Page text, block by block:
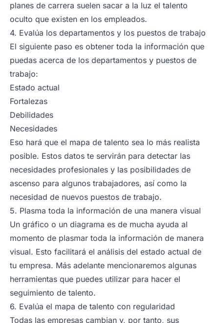
planes de carrera suelen sacar a la luz el talento
oculto que existen en los empleados.
4. Evalúa los departamentos y los puestos de trabajo
El siguiente paso es obtener toda la información que
puedas acerca de los departamentos y puestos de
trabajo:
Estado actual
Fortalezas
Debilidades
Necesidades
Eso hará que el mapa de talento sea lo más realista
posible. Estos datos te servirán para detectar las
necesidades profesionales y las posibilidades de
ascenso para algunos trabajadores, así como la
necesidad de nuevos puestos de trabajo.
5. Plasma toda la información de una manera visual
Un gráfico o un diagrama es de mucha ayuda al
momento de plasmar toda la información de manera
visual. Esto facilitará el análisis del estado actual de
tu empresa. Más adelante mencionaremos algunas
herramientas que puedes utilizar para hacer el
seguimiento de talento.
6. Evalúa el mapa de talento con regularidad
Todas las empresas cambian y, por tanto, sus